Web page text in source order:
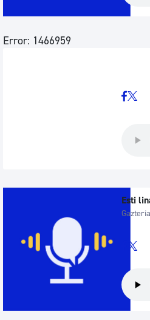
Error: 1466959
Esti
Gazteria